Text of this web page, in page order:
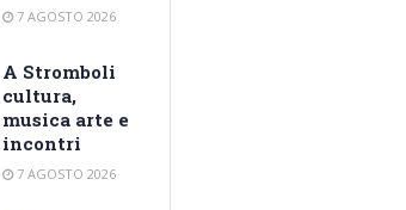
7 AGOSTO 2026
A Stromboli
cultura,
musica arte e
incontri
7 AGOSTO 2026